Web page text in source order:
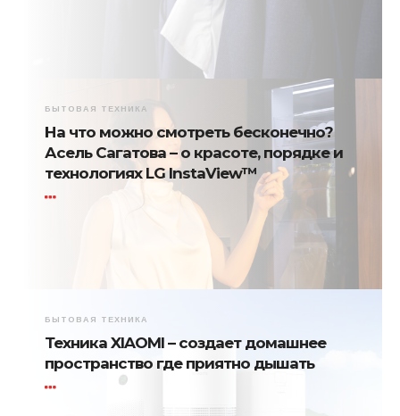
БЫТОВАЯ ТЕХНИКА
На что можно смотреть бесконечно?
Асель Сагатова – о красоте, порядке и
технологиях LG InstaView™
БЫТОВАЯ ТЕХНИКА
Техника XIAOMI – создает домашнее
пространство где приятно дышать